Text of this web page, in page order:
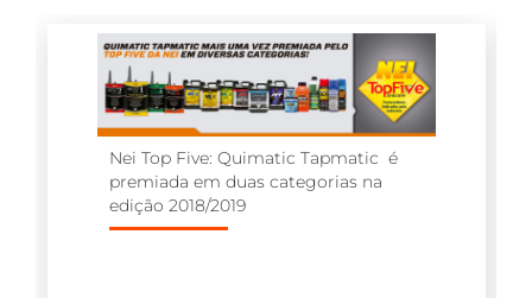
Nei Top Five: Quimatic Tapmatic é
premiada em duas categorias na
edição 2018/2019